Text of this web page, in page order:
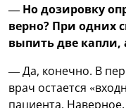
— Но дозировку
верно? При одних
выпить две капли,
— Да, конечно. В
врач остается
пациента. Наверное,